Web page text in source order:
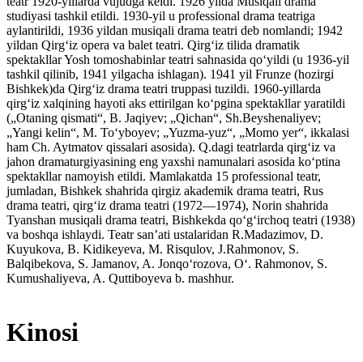
studiyasi tashkil etildi. 1930-yil u professional drama teatriga
aylantirildi, 1936 yildan musiqali drama teatri deb nomlandi; 1942
yildan Qirgʻiz opera va balet teatri. Qirgʻiz tilida dramatik
spektakllar Yosh tomoshabinlar teatri sahnasida qoʻyildi (u 1936-yil
tashkil qilinib, 1941 yilgacha ishlagan). 1941 yil Frunze (hozirgi
Bishkek)da Qirgʻiz drama teatri truppasi tuzildi. 1960-yillarda
qirgʻiz xalqining hayoti aks ettirilgan koʻpgina spektakllar yaratildi
(„Otaning qismati“, B. Jaqiyev; „Qichan“, Sh.Beyshenaliyev;
„Yangi kelin“, M. Toʻyboyev; „Yuzma-yuz“, „Momo yer“, ikkalasi
ham Ch. Aytmatov qissalari asosida). Q.dagi teatrlarda qirgʻiz va
jahon dramaturgiyasining eng yaxshi namunalari asosida koʻptina
spektakllar namoyish etildi. Mamlakatda 15 professional teatr,
jumladan, Bishkek shahrida qirgiz akademik drama teatri, Rus
drama teatri, qirgʻiz drama teatri (1972—1974), Norin shahrida
Tyanshan musiqali drama teatri, Bishkekda qoʻgʻirchoq teatri (1938)
va boshqa ishlaydi. Teatr sanʼati ustalaridan R.Madazimov, D.
Kuyukova, B. Kidikeyeva, M. Risqulov, J.Rahmonov, S.
Balqibekova, S. Jamanov, A. Jonqoʻrozova, Oʻ. Rahmonov, S.
Kumushaliyeva, A. Quttiboyeva b. mashhur.
Kinosi